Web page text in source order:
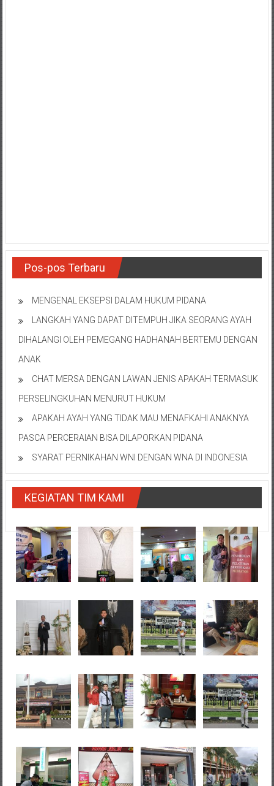
Pos-pos Terbaru
MENGENAL EKSEPSI DALAM HUKUM PIDANA
LANGKAH YANG DAPAT DITEMPUH JIKA SEORANG AYAH
DIHALANGI OLEH PEMEGANG HADHANAH BERTEMU DENGAN
ANAK
CHAT MERSA DENGAN LAWAN JENIS APAKAH TERMASUK
PERSELINGKUHAN MENURUT HUKUM
APAKAH AYAH YANG TIDAK MAU MENAFKAHI ANAKNYA
PASCA PERCERAIAN BISA DILAPORKAN PIDANA
SYARAT PERNIKAHAN WNI DENGAN WNA DI INDONESIA
KEGIATAN TIM KAMI